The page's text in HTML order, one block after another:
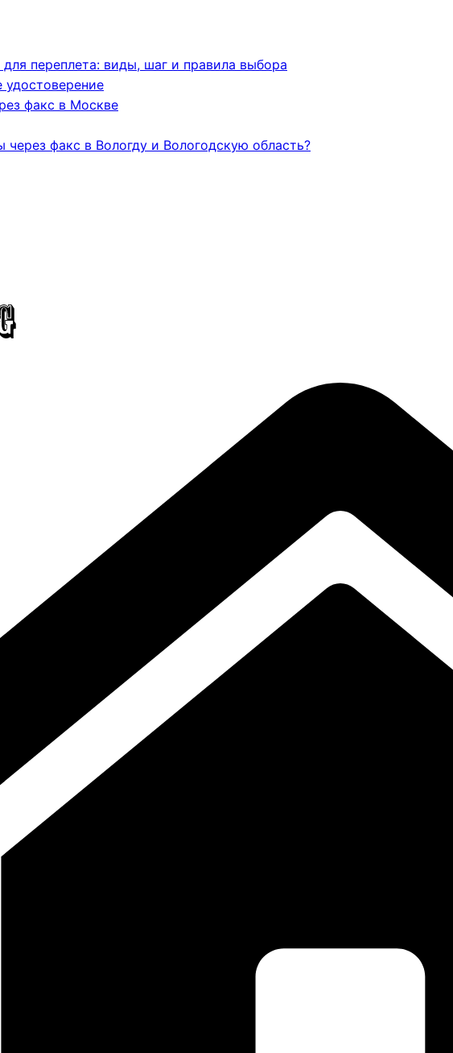
переплета: виды, шаг и правила выбора
удостоверение
факс в Москве
через факс в Вологду и Вологодскую область?